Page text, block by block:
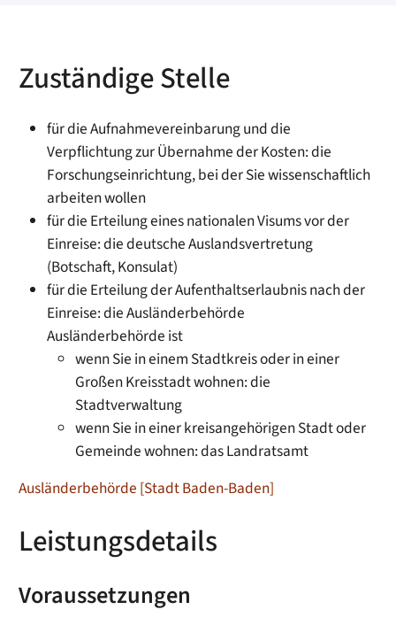
Zuständige Stelle
für die Aufnahmevereinbarung und die
Verpflichtung zur Übernahme der Kosten: die
Forschungseinrichtung, bei der Sie wissenschaftlich
arbeiten wollen
für die Erteilung eines nationalen Visums vor der
Einreise: die deutsche Auslandsvertretung
(Botschaft, Konsulat)
für die Erteilung der Aufenthaltserlaubnis nach der
Einreise: die Ausländerbehörde
Ausländerbehörde ist
wenn Sie in einem Stadtkreis oder in einer
Großen Kreisstadt wohnen: die
Stadtverwaltung
wenn Sie in einer kreisangehörigen Stadt oder
Gemeinde wohnen: das Landratsamt
Ausländerbehörde [Stadt Baden-Baden]
Leistungsdetails
Voraussetzungen